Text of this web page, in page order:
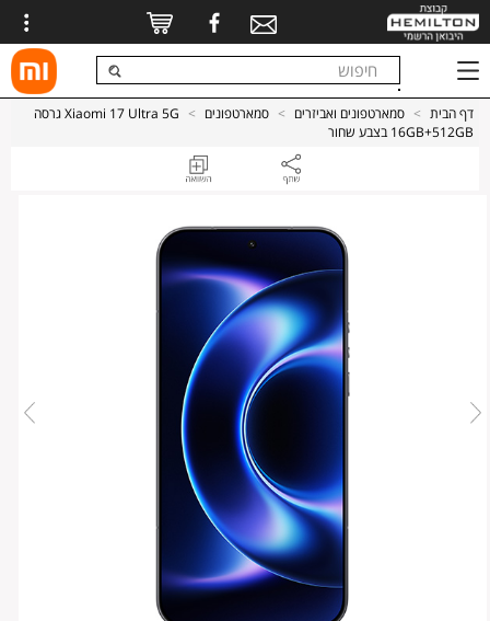
דף הבית > סמארטפונים ואביזרים > סמארטפונים >
Xiaomi 17 Ultra 5G גרסה
16GB+512GB בצבע שחור